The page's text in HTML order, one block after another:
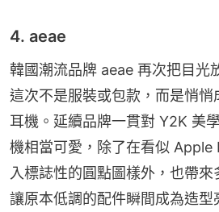
4. aeae
韓國潮流品牌 aeae 再次把目光
這次不是服裝或包款，而是悄悄
耳機。延續品牌一貫對 Y2K 美
機相當可愛，除了在看似 Apple
入標誌性的圓點圖樣外，也帶來
讓原本低調的配件瞬間成為造型